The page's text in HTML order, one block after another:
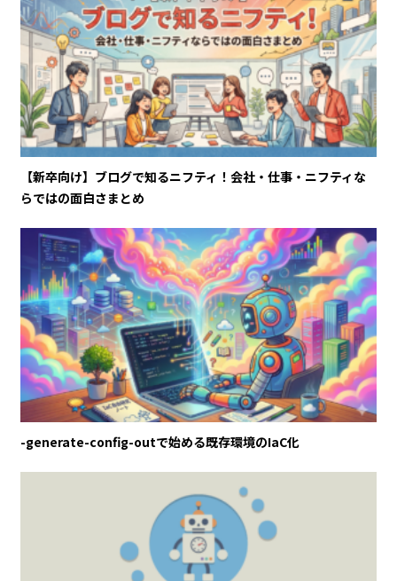
【新卒向け】ブログで知るニフティ！会社・仕事・ニフティな
らではの面白さまとめ
-generate-config-outで始める既存環境のIaC化